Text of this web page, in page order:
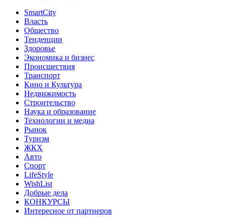
SmartCity
Власть
Общество
Тенденции
Здоровье
Экономика и бизнес
Происшествия
Транспорт
Кино и Культура
Недвижимость
Строительство
Наука и образование
Технологии и медиа
Рынок
Туризм
ЖКХ
Авто
Спорт
LifeStyle
WishList
Добрые дела
КОНКУРСЫ
Интересное от партнеров